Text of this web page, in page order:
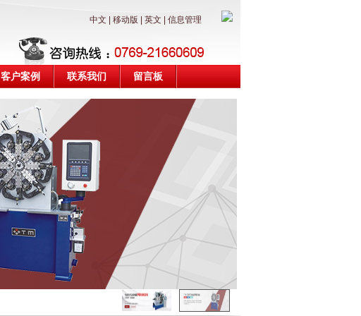
中文 移动版 英文 信息管理
客户案例 联系我们 留言板